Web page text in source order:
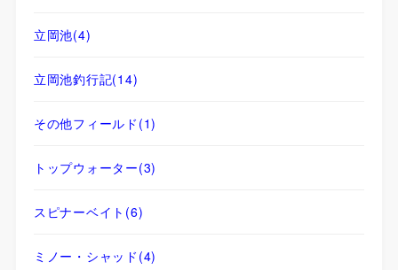
立岡池(4)
立岡池釣行記(14)
その他フィールド (1)
トップウォーター(3)
スピナーベイト (6)
ミノー・シャッド (4)